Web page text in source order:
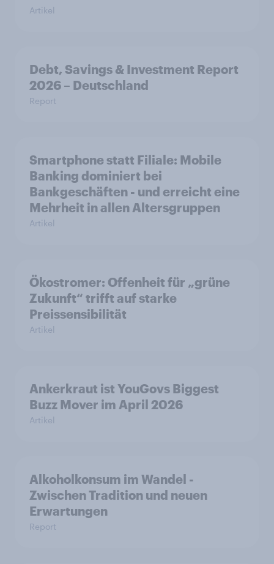
Artikel
Debt, Savings & Investment Report
2026 – Deutschland
Report
Smartphone statt Filiale: Mobile
Banking dominiert bei
Bankgeschäften - und erreicht eine
Mehrheit in allen Altersgruppen
Artikel
Ökostromer: Offenheit für „grüne
Zukunft“ trifft auf starke
Preissensibilität
Artikel
Ankerkraut ist YouGovs Biggest
Buzz Mover im April 2026
Artikel
Alkoholkonsum im Wandel​ -
Zwischen Tradition und neuen
Erwartungen
Report